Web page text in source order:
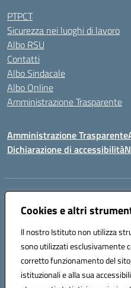
Cookies e altri
Il nostro Istituto non utilizza
sono utilizzati esclusivamente
corretto funzionamento del
istituzionali e alla sua
PTPCT
Sicurezza nei luoghi di lavoro
Albo RSU
Contatti
Albo Sindacale
Albo Online
Amministrazione Trasparente
Amministrazione Trasparente
Dichiarazione di accessibilità
Centralino:
Posta elettronica certificata (PEC):
Codice fiscale: 93066580817
Codice meccanografico:
VIA CESARÒ, 36 - 91016 ERICE -
Telefono: 0923569559